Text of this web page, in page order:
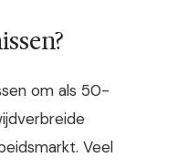
om als 50-
Veel